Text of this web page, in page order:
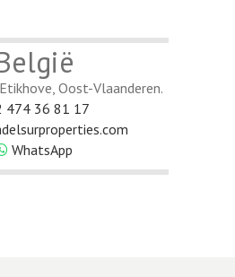
Oost-Vlaanderen.
474 36 81 17
WhatsApp